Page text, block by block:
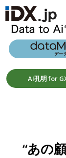
AI孔明 for
“あの